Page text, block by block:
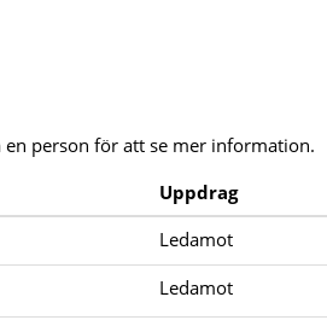
person för att se mer information.
Uppdrag
Ledamot
Ledamot